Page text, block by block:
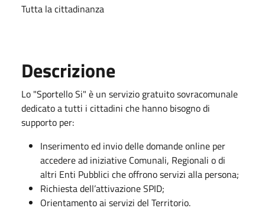
Tutta la cittadinanza
Descrizione
Lo "Sportello Si" è un servizio gratuito sovracomunale
dedicato a tutti i cittadini che hanno bisogno di
supporto per:
Inserimento ed invio delle domande online per
accedere ad iniziative Comunali, Regionali o di
altri Enti Pubblici che offrono servizi alla persona;
Richiesta dell’attivazione SPID;
Orientamento ai servizi del Territorio.